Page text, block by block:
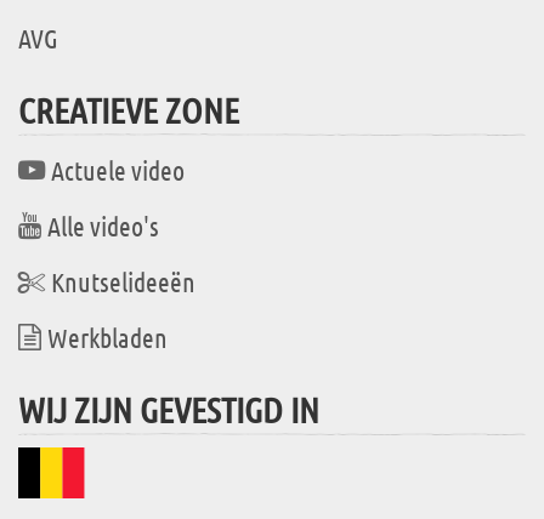
AVG
CREATIEVE ZONE
Actuele video
Alle video's
Knutselideeën
Werkbladen
WIJ ZIJN GEVESTIGD IN